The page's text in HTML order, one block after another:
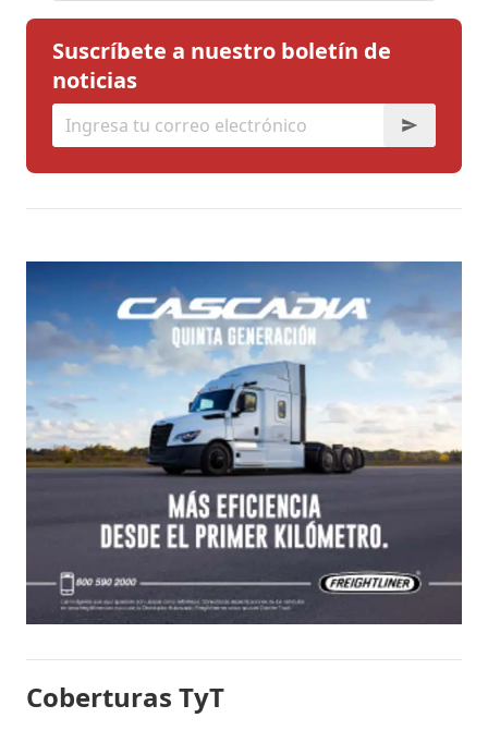
Suscríbete a nuestro boletín de
noticias
Coberturas TyT